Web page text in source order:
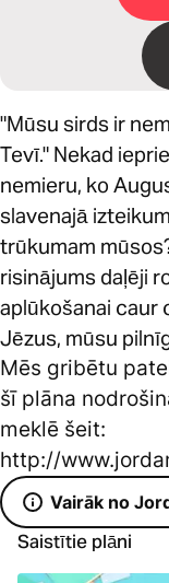
"Mūsu sirds ir
Tevī." Nekad
nemieru, ko
slavenajā
trūkumam
risinājums daļēji
aplūkošanai caur
Jēzus, mūsu
Mēs gribētu
šī plāna
meklē šeit:
http://
Vairāk no
Saistītie plāni